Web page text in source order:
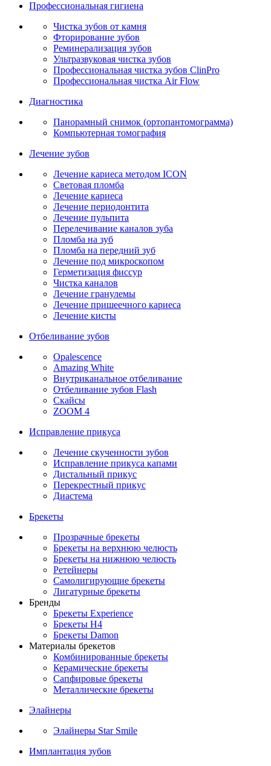
Профессиональная гигиена
Чистка зубов от камня
Фторирование зубов
Реминерализация зубов
Ультразвуковая чистка зубов
Профессиональная чистка зубов ClinPro
Профессиональная чистка Air Flow
Диагностика
Панорамный снимок (ортопантомограмма)
Компьютерная томография
Лечение зубов
Лечение кариеса методом ICON
Световая пломба
Лечение кариеса
Лечение периодонтита
Лечение пульпита
Перелечивание каналов зуба
Пломба на зуб
Пломба на передний зуб
Лечение под микроскопом
Герметизация фиссур
Чистка каналов
Лечение гранулемы
Лечение пришеечного кариеса
Лечение кисты
Отбеливание зубов
Opalescence
Amazing White
Внутриканальное отбеливание
Отбеливание зубов Flash
Скайсы
ZOOM 4
Исправление прикуса
Лечение скученности зубов
Исправление прикуса капами
Дистальный прикус
Перекрестный прикус
Диастема
Брекеты
Прозрачные брекеты
Брекеты на верхнюю челюсть
Брекеты на нижнюю челюсть
Ретейнеры
Самолигирующие брекеты
Лигатурные брекеты
Бренды
Брекеты Experience
Брекеты H4
Брекеты Damon
Материалы брекетов
Комбинированные брекеты
Керамические брекеты
Сапфировые брекеты
Металлические брекеты
Элайнеры
Элайнеры Star Smile
Имплантация зубов